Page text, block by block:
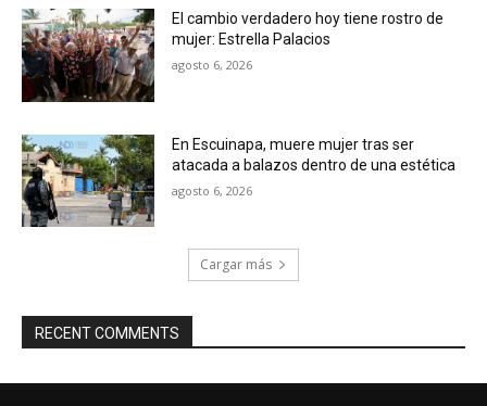
El cambio verdadero hoy tiene rostro de
mujer: Estrella Palacios
agosto 6, 2026
En Escuinapa, muere mujer tras ser
atacada a balazos dentro de una estética
agosto 6, 2026
Cargar más
RECENT COMMENTS